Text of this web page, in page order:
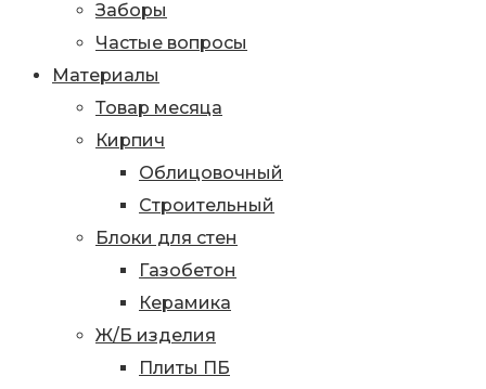
Заборы
Частые вопросы
Материалы
Товар месяца
Кирпич
Облицовочный
Строительный
Блоки для стен
Газобетон
Керамика
Ж/Б изделия
Плиты ПБ